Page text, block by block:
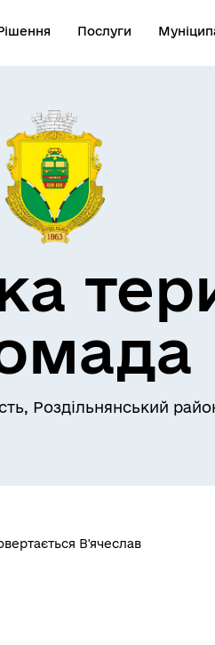
Послуги
Пам’яті військових
Квитки на потяг для
Роздільнянський
В'ячеслав